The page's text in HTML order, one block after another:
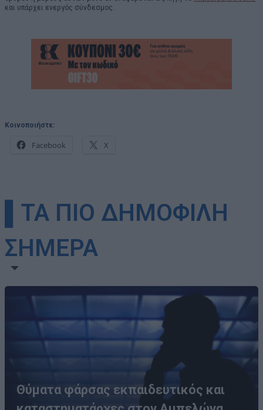
και υπάρχει ενεργός σύνδεσμος.
Κοινοποιήστε:
Facebook X
▌ΤΑ ΠΙΟ ΔΗΜΟΦΙΛΗ
ΣΗΜΕΡΑ
Θύματα φάρσας εκπαιδευτικός και